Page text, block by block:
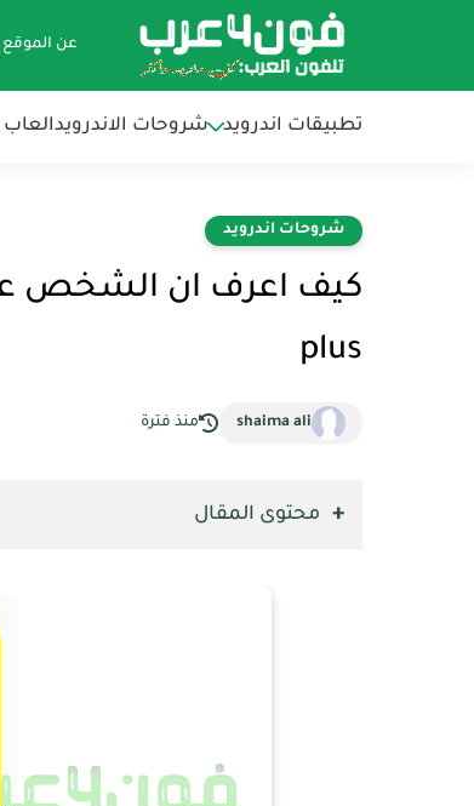
عن الموقع about us
تطبيقات اندرويد شروحات الاندرويدالعاب
شروحات اندرويد
plus
shaima ali منذ فترة
محتوى المقال